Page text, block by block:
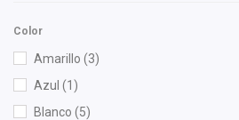
Color
Amarillo (3)
Azul (1)
Blanco (5)